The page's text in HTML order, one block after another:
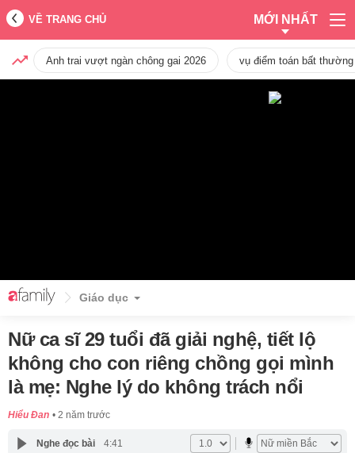
VỀ TRANG CHỦ MỚI NHẤT
Anh trai vượt ngàn chông gai 2026 vụ điểm toán bất
Giáo dục
Nữ ca sĩ 29 tuổi đã giải nghệ, tiết lộ
không cho con riêng chồng gọi mình
là mẹ: Nghe lý do không trách nổi
Hiểu Đan 2 năm trước
Nghe đọc bài 4:41